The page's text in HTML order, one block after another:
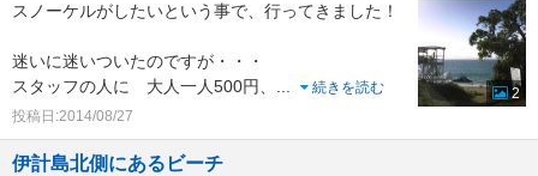
スノーケルがしたいという事で、行ってきました！
迷いに迷いついたのですが・・・
スタッフの人に 大人一人500円、
続きを読む
投稿日:2014/08/27
2
伊計島北側にあるビーチ